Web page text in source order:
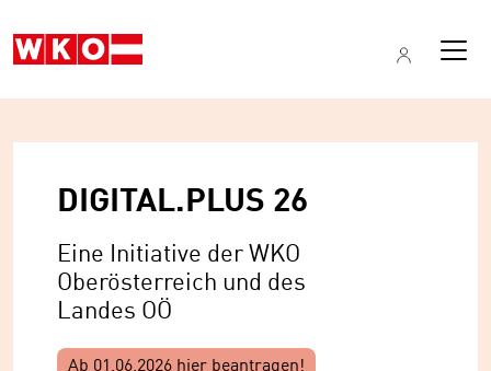
DIGITAL.PLUS 26
Eine Initiative der WKO
Oberösterreich und des
Landes OÖ
Ab 01.06.2026 hier beantragen!